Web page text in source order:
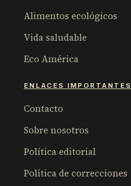
Alimentos ecológicos
Vida saludable
Eco América
ENLACES IMPORTANTES
Contacto
Sobre nosotros
Política editorial
Política de correcciones